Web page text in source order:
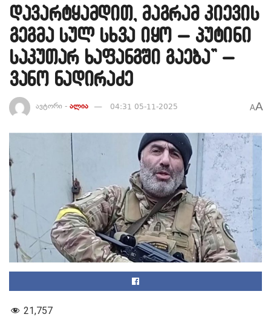
დავარტყამდით, მაგრამ კიევის
გეგმა სულ სხვა იყო – პუტინი
საკუთარ ხაფანგში გაება” –
ვანო ნადირაძე
ავტორი - ალია 04:31 05-11-2025 AA
21,757